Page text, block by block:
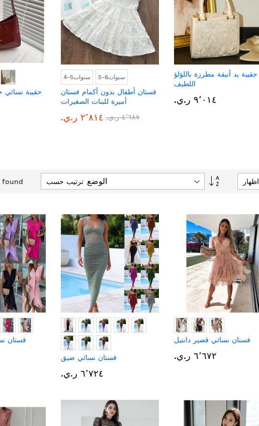
حقيبة نسائي
4-5سنوات 5-6سنوات
فستان أطفال بدون أكمام فستان
أميرة للبنات الصغيرات
٢٬٨١٤ ر.ي.‏ ٤٬٦٨٧ ر.ي.‏
حقيبة يد أنيقة مطرزة باللؤلؤ
اللطيف
٩٬٠١٤ ر.ي.‏
found ترتيب حسب
تحديد
اظهار
فستان
فستان نسائي ضيق
٦٬٧٢٤ ر.ي.‏
فستان نسائي قصير دانتيل
٦٬٦٧٢ ر.ي.‏